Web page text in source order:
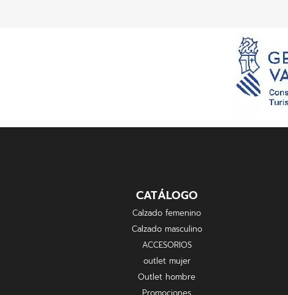
CATÁLOGO
Calzado femenino
Calzado masculino
ACCESORIOS
outlet mujer
Outlet hombre